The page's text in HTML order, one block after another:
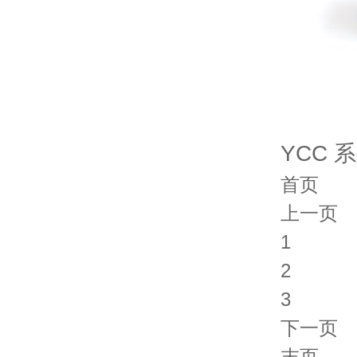
YCC
首页
上一页
1
2
3
下一页